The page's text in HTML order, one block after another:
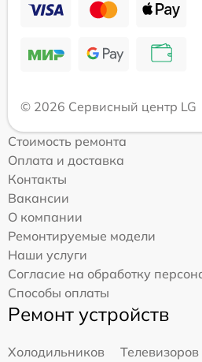
© 2026 Сервисный центр LG
Стоимость ремонта
Оплата и доставка
Контакты
Вакансии
О компании
Ремонтируемые модели
Наши услуги
Согласие на обработку
Способы оплаты
Ремонт устройств
Холодильников
Телевизоров